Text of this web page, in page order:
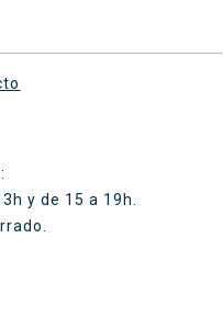
y de 15 a 19h.